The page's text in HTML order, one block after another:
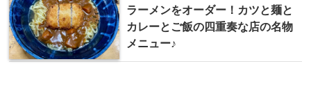
ラーメンをオーダー！カツと麺と
カレーとご飯の四重奏な店の名物
メニュー♪